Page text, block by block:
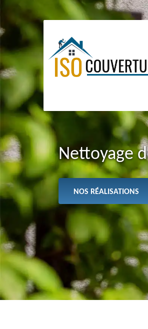
Nettoyage
NOS RÉALISATIONS